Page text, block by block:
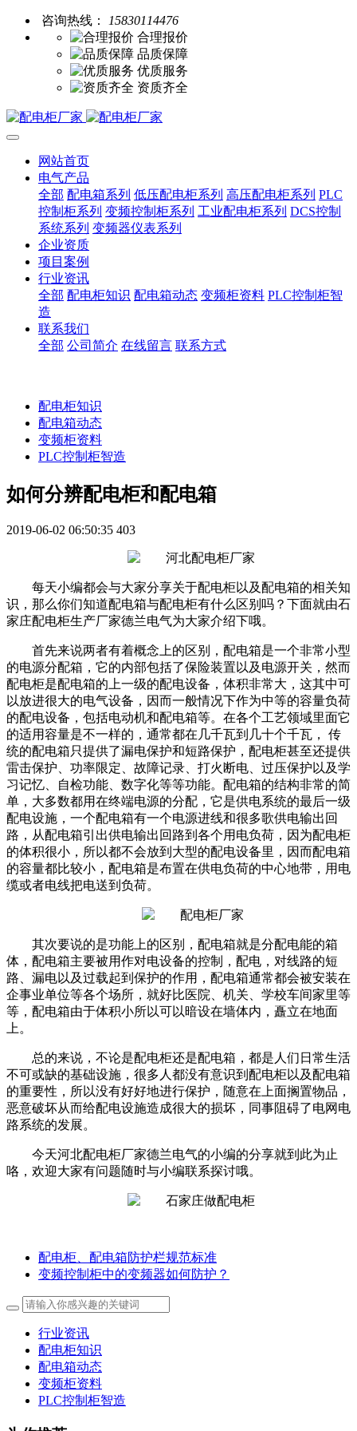
咨询热线：
15830114476
合理报价
品质保障
优质服务
资质齐全
网站首页
电气产品
全部 配电箱系列 低压配电柜系列 高压配电柜系列 PLC
控制柜系列 变频控制柜系列 工业配电柜系列 DCS控制
系统系列 变频器仪表系列
企业资质
项目案例
行业资讯
全部 配电柜知识 配电箱动态 变频柜资料 PLC控制柜智
造
联系我们
全部 公司简介 在线留言 联系方式
配电柜知识
配电箱动态
变频柜资料
PLC控制柜智造
如何分辨配电柜和配电箱
2019-06-02 06:50:35 403
每天小编都会与大家分享关于配电柜以及配电箱的相关知
识，那么你们知道配电箱与配电柜有什么区别吗？下面就由石
家庄配电柜生产厂家德兰电气为大家介绍下哦。
首先来说两者有着概念上的区别，配电箱是一个非常小型
的电源分配箱，它的内部包括了保险装置以及电源开关，然而
配电柜是配电箱的上一级的配电设备，体积非常大，这其中可
以放进很大的电气设备，因而一般情况下作为中等的容量负荷
的配电设备，包括电动机和配电箱等。在各个工艺领域里面它
的适用容量是不一样的，通常都在几千瓦到几十个千瓦， 传
统的配电箱只提供了漏电保护和短路保护，配电柜甚至还提供
雷击保护、功率限定、故障记录、打火断电、过压保护以及学
习记忆、自检功能、数字化等等功能。配电箱的结构非常的简
单，大多数都用在终端电源的分配，它是供电系统的最后一级
配电设施，一个配电箱有一个电源进线和很多歌供电输出回
路，从配电箱引出供电输出回路到各个用电负荷，因为配电柜
的体积很小，所以都不会放到大型的配电设备里，因而配电箱
的容量都比较小，配电箱是布置在供电负荷的中心地带，用电
缆或者电线把电送到负荷。
其次要说的是功能上的区别，配电箱就是分配电能的箱
体，配电箱主要被用作对电设备的控制，配电，对线路的短
路、漏电以及过载起到保护的作用，配电箱通常都会被安装在
企事业单位等各个场所，就好比医院、机关、学校车间家里等
等，配电箱由于体积小所以可以暗设在墙体内，矗立在地面
上。
总的来说，不论是配电柜还是配电箱，都是人们日常生活
不可或缺的基础设施，很多人都没有意识到配电柜以及配电箱
的重要性，所以没有好好地进行保护，随意在上面搁置物品，
恶意破坏从而给配电设施造成很大的损坏，同事阻碍了电网电
路系统的发展。
今天河北配电柜厂家德兰电气的小编的分享就到此为止
咯，欢迎大家有问题随时与小编联系探讨哦。
配电柜、配电箱防护栏规范标准
变频控制柜中的变频器如何防护？
行业资讯
配电柜知识
配电箱动态
变频柜资料
PLC控制柜智造